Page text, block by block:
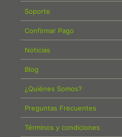
Soporte
Confirmar Pago
Noticias
Blog
¿Quiénes Somos?
Preguntas Frecuentes
Términos y condiciones